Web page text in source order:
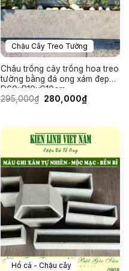
Chậu Cây Treo Tường
Chậu trồng cây trồng hoa treo
tường bằng đá ong xám đẹp
D60xR10xC10cm
295,000₫ Giá
280,000₫Giá
hiện
280,000₫.
Hồ cá - Chậu cây